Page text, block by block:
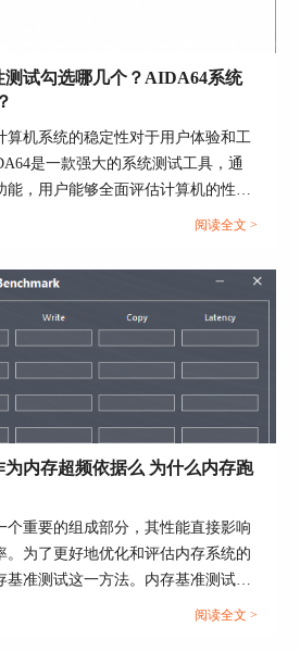
Graphics Processing Units，通
来实现的，通过使GPU进入多
算能力。用户可以将结果保
他用户数据进行比较，以评估
击工具—GPGPU测试，进入显
图5所示，我们点击Start
准测试。图5所示界面中的数据
卡性能测试界面
用户进行性能比较，可以点击
如图6所示，然后在网络上查
试勾选哪几个？AIDA64系统
算机系统的稳定性对于用户体验和工
是一款强大的系统测试工具，通
能，用户能够全面评估计算机的性能
软件进行系统稳定性测试时，
AIDA64系统稳定性测试要多久的具
阅读全文 >
内存超频依据么 为什么内存跑
个重要的组成部分，其性能直接影响
。为了更好地优化和评估内存系统的
基准测试这一方法。内存基准测试通
和工作负载，来模拟和衡量实际应用
阅读全文 >